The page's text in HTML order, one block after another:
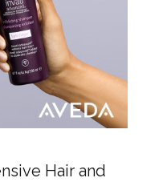
Hair and